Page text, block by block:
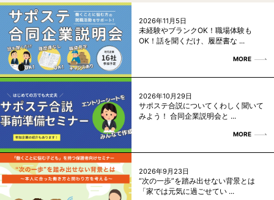
2026年11月5日
未経験やブランクOK！職場体験も
OK！話を聞くだけ、履歴書な ...
MORE
2026年10月29日
サポステ合説についてくわしく聞いて
みよう！ 合同企業説明会と ...
MORE
2026年9月23日
“次の一歩”を踏み出せない背景とは
「家では元気に過ごせてい ...